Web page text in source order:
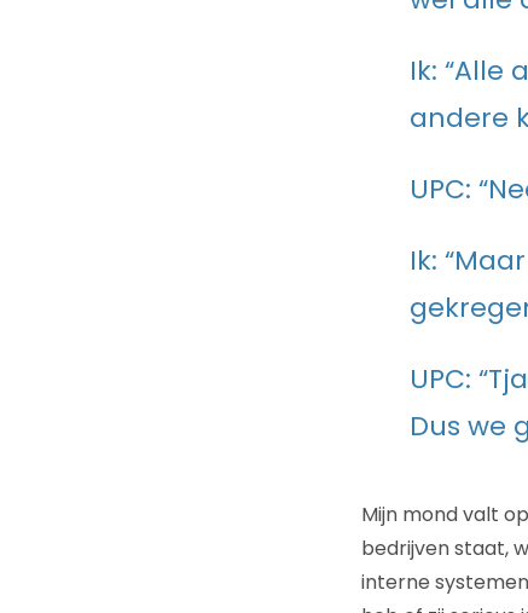
Ik:
andere
UPC:
Ik:
UPC:
Dus we
Mijn mond valt
bedrijven staat,
interne